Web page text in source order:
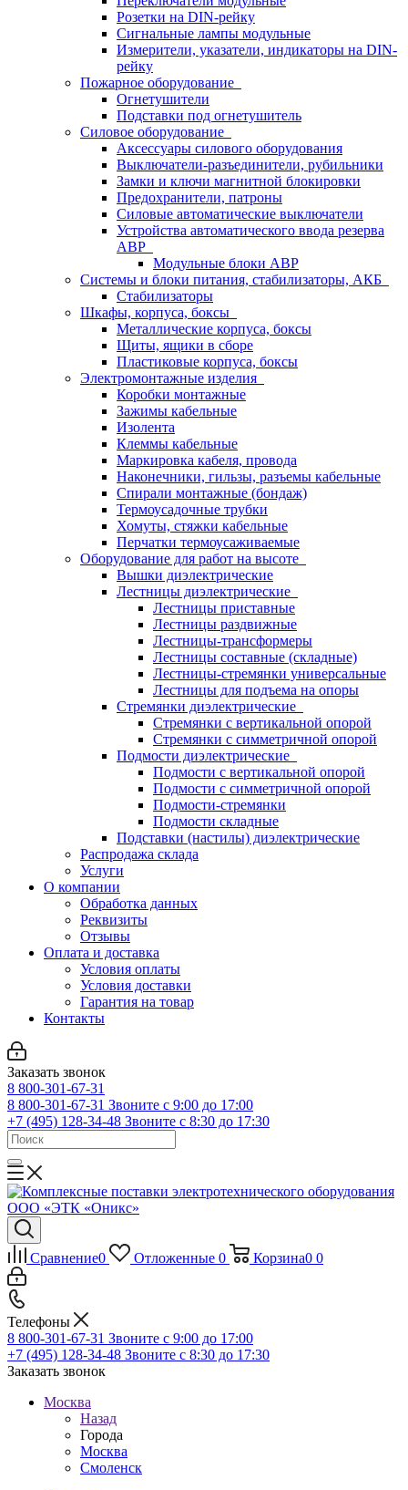
Розетки на DIN-рейку
Сигнальные лампы модульные
Измерители, указатели, индикаторы на DIN-
рейку
Пожарное оборудование
Огнетушители
Подставки под огнетушитель
Силовое оборудование
Аксессуары силового оборудования
Выключатели-разъединители, рубильники
Замки и ключи магнитной блокировки
Предохранители, патроны
Силовые автоматические выключатели
Устройства автоматического ввода резерва
АВР
Модульные блоки АВР
Системы и блоки питания, стабилизаторы, АКБ
Стабилизаторы
Шкафы, корпуса, боксы
Металлические корпуса, боксы
Щиты, ящики в сборе
Пластиковые корпуса, боксы
Электромонтажные изделия
Коробки монтажные
Зажимы кабельные
Изолента
Клеммы кабельные
Маркировка кабеля, провода
Наконечники, гильзы, разъемы кабельные
Спирали монтажные (бондаж)
Термоусадочные трубки
Хомуты, стяжки кабельные
Перчатки термоусаживаемые
Оборудование для работ на высоте
Вышки диэлектрические
Лестницы диэлектрические
Лестницы приставные
Лестницы раздвижные
Лестницы-трансформеры
Лестницы составные (складные)
Лестницы-стремянки универсальные
Лестницы для подъема на опоры
Стремянки диэлектрические
Стремянки с вертикальной опорой
Стремянки с симметричной опорой
Подмости диэлектрические
Подмости с вертикальной опорой
Подмости с симметричной опорой
Подмости-стремянки
Подмости складные
Подставки (настилы) диэлектрические
Распродажа склада
Услуги
О компании
Обработка данных
Реквизиты
Отзывы
Оплата и доставка
Условия оплаты
Условия доставки
Гарантия на товар
Контакты
Заказать звонок
8 800-301-67-31
8 800-301-67-31 Звоните с 9:00 до 17:00
+7 (495) 128-34-48 Звоните с 8:30 до 17:30
Сравнение0 Отложенные 0 Корзина0 0
Телефоны
8 800-301-67-31 Звоните с 9:00 до 17:00
+7 (495) 128-34-48 Звоните с 8:30 до 17:30
Заказать звонок
Москва
Назад
Города
Москва
Смоленск